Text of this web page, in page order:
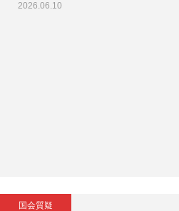
2026.06.10
国会質疑